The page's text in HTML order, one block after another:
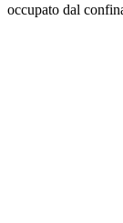
occupato dal